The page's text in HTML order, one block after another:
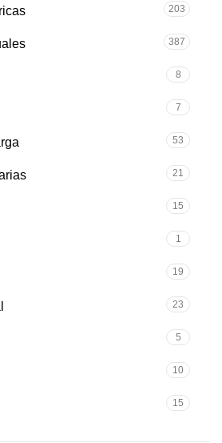
203
387
8
7
53
21
15
1
19
23
5
10
15